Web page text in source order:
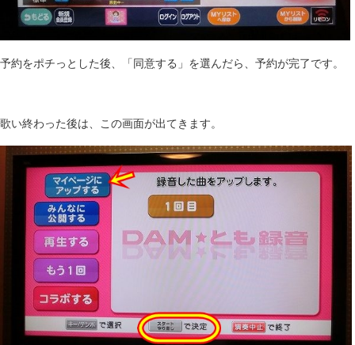
予約をポチっとした後、「同意する」を選んだら、予約が完了です。
歌い終わった後は、この画面が出てきます。